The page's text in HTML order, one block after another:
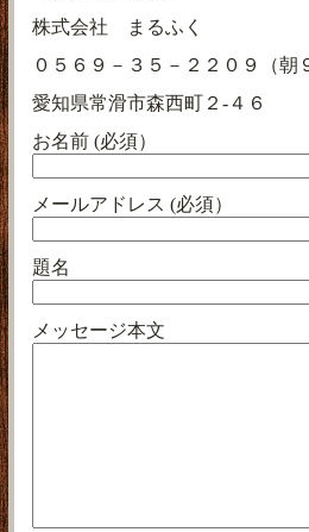
株式会社 まるふく
０５６９－３５－２２０９（朝
愛知県常滑市森西町２-４６
お名前 (必須）
メールアドレス (必須）
題名
メッセージ本文